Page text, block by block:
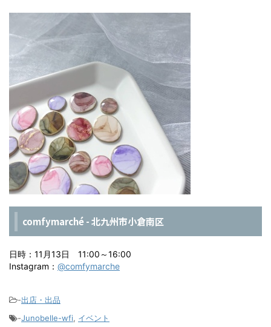
comfymarché - 北九州市小倉南区
日時：11月13日 11:00～16:00
Instagram： @comfymarche
-出店・出品
-Junobelle-wfi, イベント